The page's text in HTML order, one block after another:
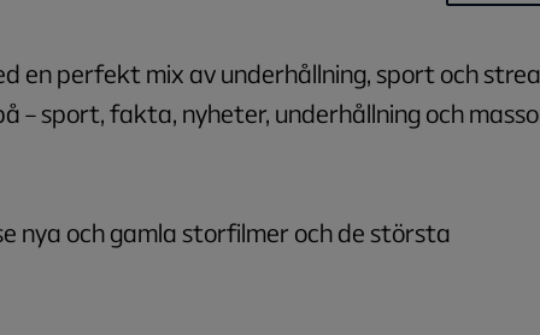
perfekt mix av underhållning, sport och
sport, fakta, nyheter, underhållning och
nya och gamla storfilmer och de största